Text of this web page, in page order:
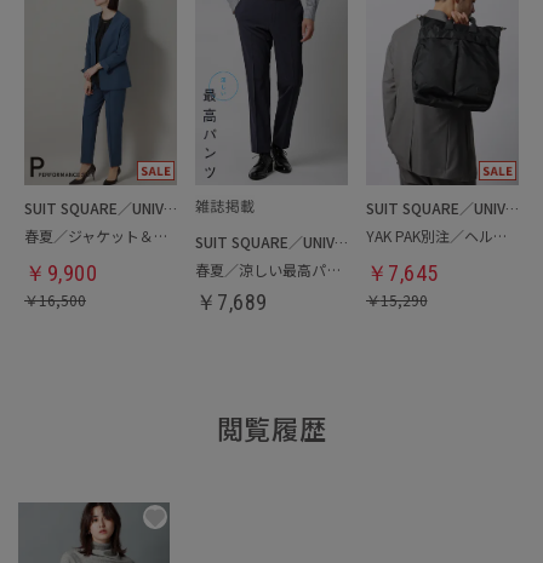
SUIT SQUARE／UNIVERSAL LANGUAGE／WHITE
春夏／ジャケット＆パンツセットアップ／洗濯ネット付き
￥ 9,900
￥16,500
SUIT SQUARE／UNIVERSAL LANGUAGE
春夏／涼しい最高パンツ
￥ 7,689
SUIT SQUARE／UNIVERSAL LANGUAGE
YAK PAK別注／ヘルメットバッグ
￥ 7,645
￥15,290
閲覧履歴